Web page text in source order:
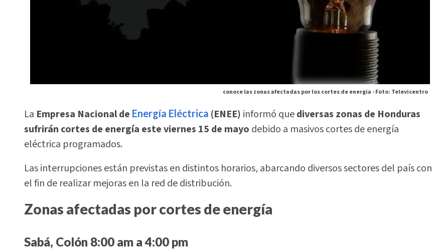
conoce las zonas afectadas por los cortes de energia -Foto: Televicentro
La Empresa Nacional de Energía Eléctrica (ENEE) informó quediversas zonas de Honduras
sufrirán cortes de energía este viernes 15 de mayo debido a masivos cortes de energía
eléctrica programados.
Las interrupciones están previstas en distintos horarios, abarcando diversos sectores del país con
el fin de realizar mejoras en la red de distribución.
Zonas afectadas por cortes de energía
Sabá, Colón 8:00 am a 4:00 pm